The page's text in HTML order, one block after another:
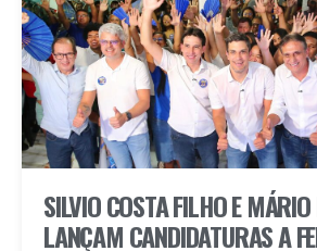
SILVIO COSTA FILHO E
LANÇAM CANDIDATURAS A